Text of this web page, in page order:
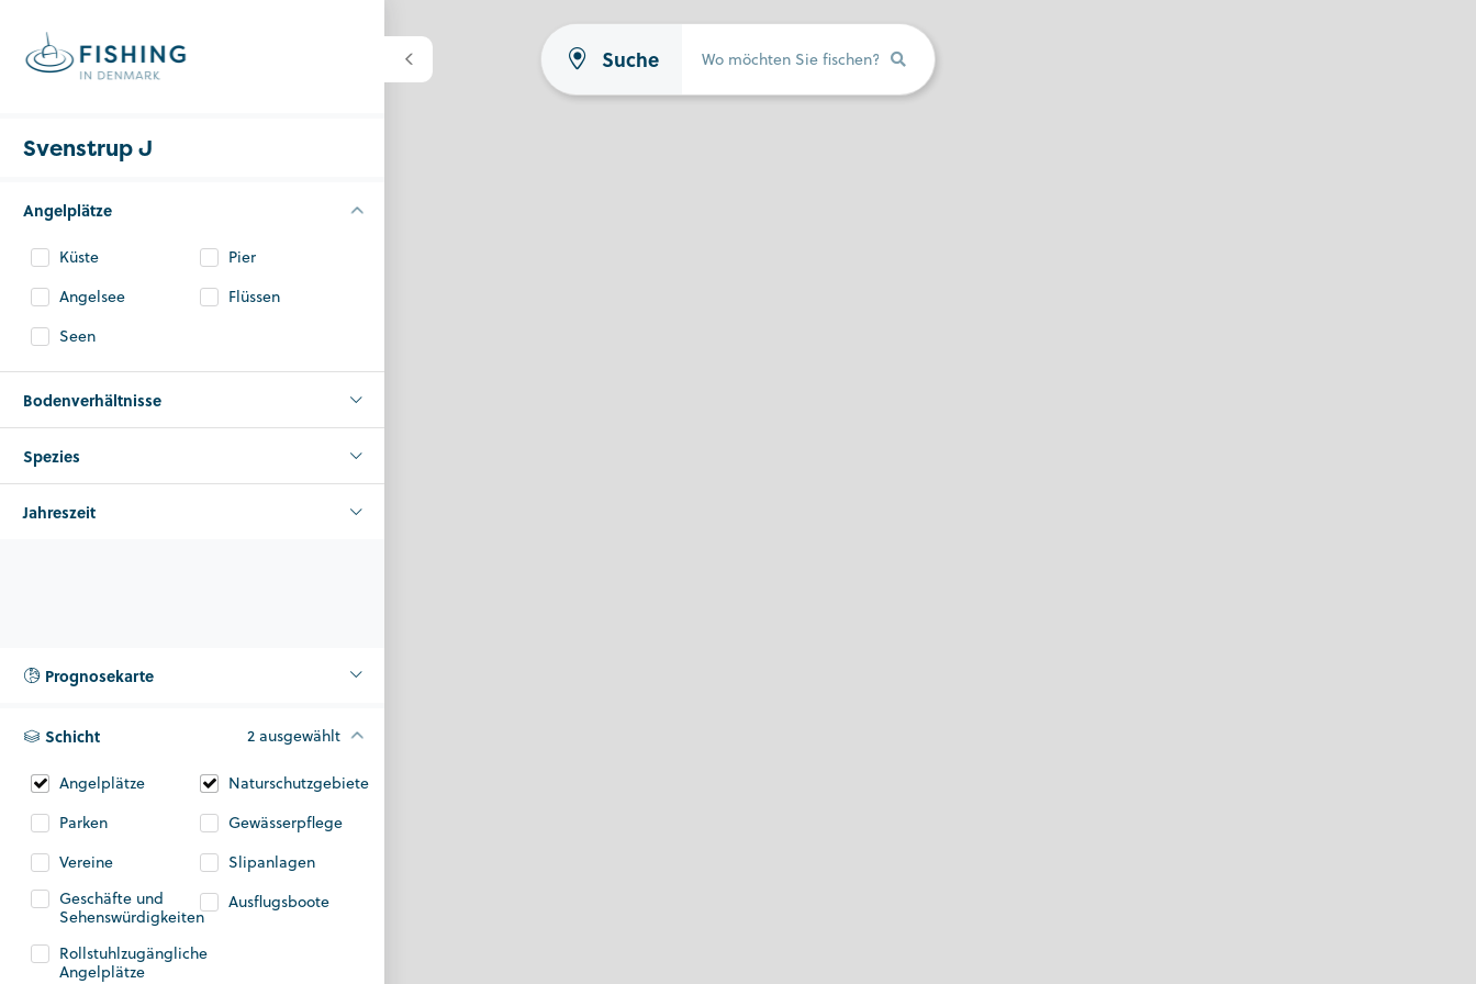
Svenstrup J
Angelplätze
Küste
Pier
Angelsee
Flüssen
Seen
Bodenverhältnisse
Spezies
Jahreszeit
Prognosekarte
Schicht 2 ausgewählt
Angelplätze
Naturschutzgebiete
Parken
Gewässerpflege
Vereine
Slipanlagen
Geschäfte und
Sehenswürdigkeiten
Ausflugsboote
Rollstuhlzugängliche
Angelplätze
Suche